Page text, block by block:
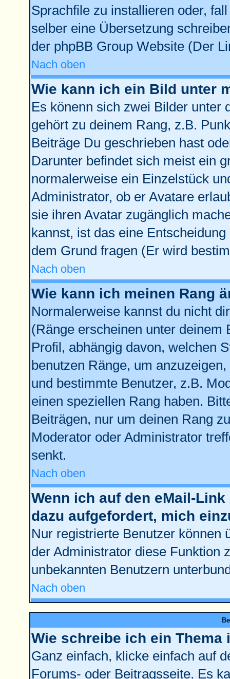
Sprachfile zu installieren oder,
selber eine Übersetzung
der phpBB Group Website (Der
Nach oben
Wie kann ich ein Bild unter
Es könenn sich zwei Bilder unter
gehört zu deinem Rang, z.B.
Beiträge Du geschrieben hast
Darunter befindet sich meist ein
normalerweise ein Einzelstück
Administrator, ob er Avatare
sie ihren Avatar zugänglich
kannst, ist das eine
dem Grund fragen (Er wird
Nach oben
Wie kann ich meinen Rang
Normalerweise kannst du nicht
(Ränge erscheinen unter deinem
Profil, abhängig davon, welchen
benutzen Ränge, um
und bestimmte Benutzer, z.B.
einen speziellen Rang haben.
Beiträgen, nur um deinen Rang
Moderator oder Administrator
senkt.
Nach oben
Wenn ich auf den eMail-
dazu aufgefordert, mich
Nur registrierte Benutzer können
der Administrator diese Funktion
unbekannten Benutzern
Nach oben
Wie schreibe ich ein Thema
Ganz einfach, klicke einfach auf
Forums- oder Beitragsseite. Es